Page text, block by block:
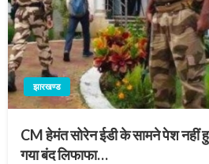
झारखण्ड
CM हेमंत सोरेन ईडी के सामने पेश नहीं
गया बंद लिफाफा…